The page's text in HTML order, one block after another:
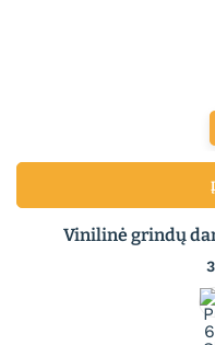
Vinilinė grindų